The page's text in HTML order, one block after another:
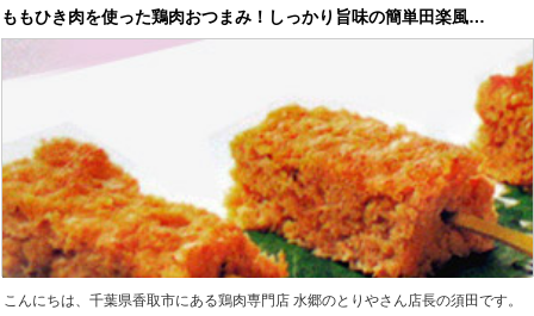
ももひき肉を使った鶏肉おつまみ！しっかり旨味の簡単田楽風…
こんにちは、千葉県香取市にある鶏肉専門店 水郷のとりやさん店長の須田です。